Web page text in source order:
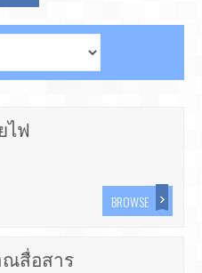
ไฟ
BROWSE
สื่อสาร